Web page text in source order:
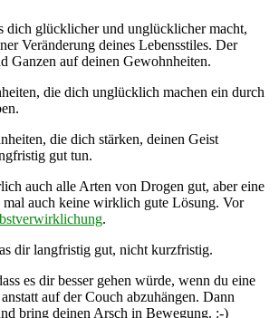
dich glücklicher und unglücklicher macht,
Veränderung deines Lebensstiles. Der
Ganzen auf deinen Gewohnheiten.
die dich unglücklich machen ein durch
die dich stärken, deinen Geist
gut tun.
auch alle Arten von Drogen gut, aber eine
auch keine wirklich gute Lösung. Vor
.
dir langfristig gut, nicht kurzfristig.
es dir besser gehen würde, wenn du eine
auf der Couch abzuhängen. Dann
bring deinen Arsch in Bewegung. :-)